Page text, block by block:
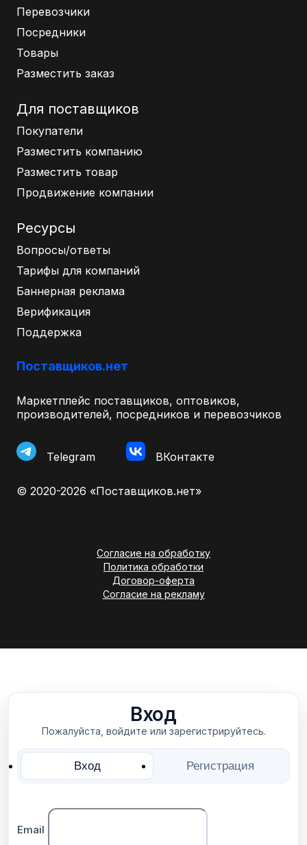
Перевозчики
Посредники
Товары
Разместить заказ
Для поставщиков
Покупатели
Разместить компанию
Разместить товар
Продвижение компании
Ресурсы
Вопросы/ответы
Тарифы для компаний
Баннерная реклама
Верификация
Поддержка
Поставщиков.нет
Маркетплейс поставщиков, оптовиков,
производителей, посредников и перевозчиков
Telegram ВКонтакте
© 2020-2026 «Поставщиков.нет»
Согласие на обработку
Политика обработки
Договор-оферта
Согласие на рекламу
Вход
Пожалуйста, войдите или зарегистрируйтесь.
Вход Регистрация
Email